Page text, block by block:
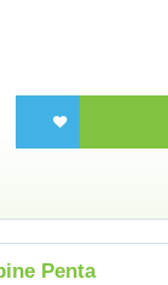
Penta